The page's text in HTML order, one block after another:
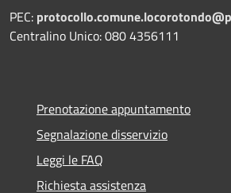
PEC:
Centralino Unico: 080 4356111
Prenotazione appuntamento
Segnalazione disservizio
Leggi le FAQ
Richiesta assistenza